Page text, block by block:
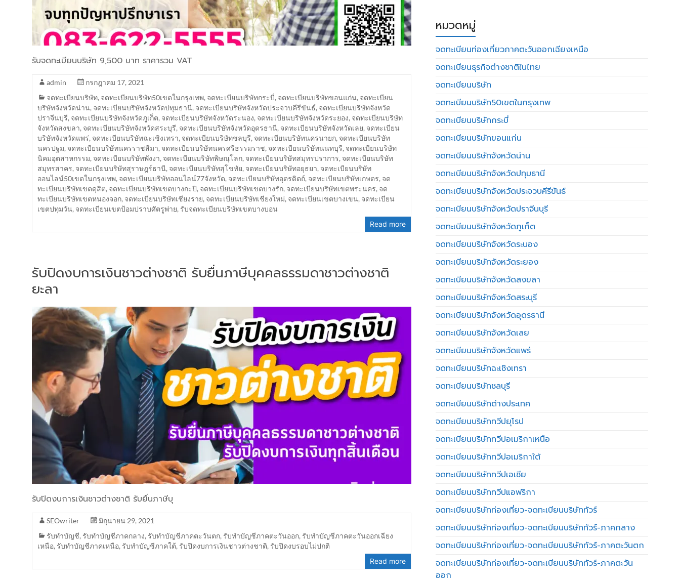
รับจดทะเบียนบริษัท 9,500 บาท ราคารวม VAT
admin
กรกฎาคม 17, 2021
จดทะเบียนบริษัท, จดทะเบียนบริษัท50เขตในกรุงเทพ, จดทะเบียนบริษัทกระบี่, จดทะเบียนบริษัทขอนแก่น, จดทะเบียน
บริษัทจังหวัดน่าน, จดทะเบียนบริษัทจังหวัดปทุมธานี, จดทะเบียนบริษัทจังหวัดประจวบคีรีขันธ์, จดทะเบียนบริษัทจังหวัด
ปราจีนบุรี, จดทะเบียนบริษัทจังหวัดภูเก็ต, จดทะเบียนบริษัทจังหวัดระนอง, จดทะเบียนบริษัทจังหวัดระยอง, จดทะเบียนบริษัท
จังหวัดสงขลา, จดทะเบียนบริษัทจังหวัดสระบุรี, จดทะเบียนบริษัทจังหวัดอุดรธานี, จดทะเบียนบริษัทจังหวัดเลย, จดทะเบียน
บริษัทจังหวัดแพร่, จดทะเบียนบริษัทฉะเชิงเทรา, จดทะเบียนบริษัทชลบุรี, จดทะเบียนบริษัทนครนายก, จดทะเบียนบริษัท
นครปฐม, จดทะเบียนบริษัทนครราชสีมา, จดทะเบียนบริษัทนครศรีธรรมราช, จดทะเบียนบริษัทนนทบุรี, จดทะเบียนบริษัท
นิคมอุตสาหกรรม, จดทะเบียนบริษัทพังงา, จดทะเบียนบริษัทพิษณุโลก, จดทะเบียนบริษัทสมุทรปราการ, จดทะเบียนบริษัท
สมุทรสาคร, จดทะเบียนบริษัทสุราษฎร์ธานี, จดทะเบียนบริษัทสุโขทัย, จดทะเบียนบริษัทอยุธยา, จดทะเบียนบริษัท
ออนไลน์50เขตในกรุงเทพ, จดทะเบียนบริษัทออนไลน์77จังหวัด, จดทะเบียนบริษัทอุตรดิตถ์, จดทะเบียนบริษัทเกษตร, จด
ทะเบียนบริษัทเขตดุสิต, จดทะเบียนบริษัทเขตบางกะปิ, จดทะเบียนบริษัทเขตบางรัก, จดทะเบียนบริษัทเขตพระนคร, จด
ทะเบียนบริษัทเขตหนองจอก, จดทะเบียนบริษัทเชียงราย, จดทะเบียนบริษัทเชียงใหม่, จดทะเบียนเขตบางเขน, จดทะเบียน
เขตปทุมวัน, จดทะเบียนเขตป้อมปราบศัตรูพ่าย, รับจดทะเบียนบริษัทเขตบางบอน
Read more
รับปิดงบการเงินชาวต่างชาติ รับยื่นภาษีบุคคลธรรมดาชาวต่างชาติ
ยะลา
รับปิดงบการเงินชาวต่างชาติ รับยื่นภาษีบุ
SEOwriter
มิถุนายน 29, 2021
รับทำบัญชี, รับทำบัญชีภาคกลาง, รับทำบัญชีภาคตะวันตก, รับทำบัญชีภาคตะวันออก, รับทำบัญชีภาคตะวันออกเฉียง
เหนือ, รับทำบัญชีภาคเหนือ, รับทำบัญชีภาคใต้, รับปิดงบการเงินชาวต่างชาติ, รับปิดงบรอบไม่ปกติ
Read more
หมวดหมู่
จดทะเบียนท่องเที่ยวภาคตะวันออกเฉียงเหนือ
จดทะเบียนธุรกิจต่างชาติในไทย
จดทะเบียนบริษัท
จดทะเบียนบริษัท50เขตในกรุงเทพ
จดทะเบียนบริษัทกระบี่
จดทะเบียนบริษัทขอนแก่น
จดทะเบียนบริษัทจังหวัดน่าน
จดทะเบียนบริษัทจังหวัดปทุมธานี
จดทะเบียนบริษัทจังหวัดประจวบคีรีขันธ์
จดทะเบียนบริษัทจังหวัดปราจีนบุรี
จดทะเบียนบริษัทจังหวัดภูเก็ต
จดทะเบียนบริษัทจังหวัดระนอง
จดทะเบียนบริษัทจังหวัดระยอง
จดทะเบียนบริษัทจังหวัดสงขลา
จดทะเบียนบริษัทจังหวัดสระบุรี
จดทะเบียนบริษัทจังหวัดอุดรธานี
จดทะเบียนบริษัทจังหวัดเลย
จดทะเบียนบริษัทจังหวัดแพร่
จดทะเบียนบริษัทฉะเชิงเทรา
จดทะเบียนบริษัทชลบุรี
จดทะเบียนบริษัทต่างประเทศ
จดทะเบียนบริษัททวีปยุโรป
จดทะเบียนบริษัททวีปอเมริกาเหนือ
จดทะเบียนบริษัททวีปอเมริกาใต้
จดทะเบียนบริษัททวีปเอเชีย
จดทะเบียนบริษัททวีปแอฟริกา
จดทะเบียนบริษัทท่องเที่ยว-จดทะเบียนบริษัททัวร์
จดทะเบียนบริษัทท่องเที่ยว-จดทะเบียนบริษัททัวร์-ภาคกลาง
จดทะเบียนบริษัทท่องเที่ยว-จดทะเบียนบริษัททัวร์-ภาคตะวันตก
จดทะเบียนบริษัทท่องเที่ยว-จดทะเบียนบริษัททัวร์-ภาคตะวัน
ออก